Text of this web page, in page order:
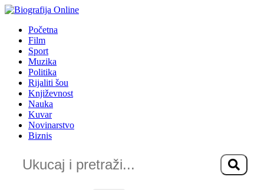
Idi
sadržajPočetna
Film
Sport
Muzika
Politika
Rijaliti šou
Književnost
Nauka
Kuvar
Novinarstvo
Biznis